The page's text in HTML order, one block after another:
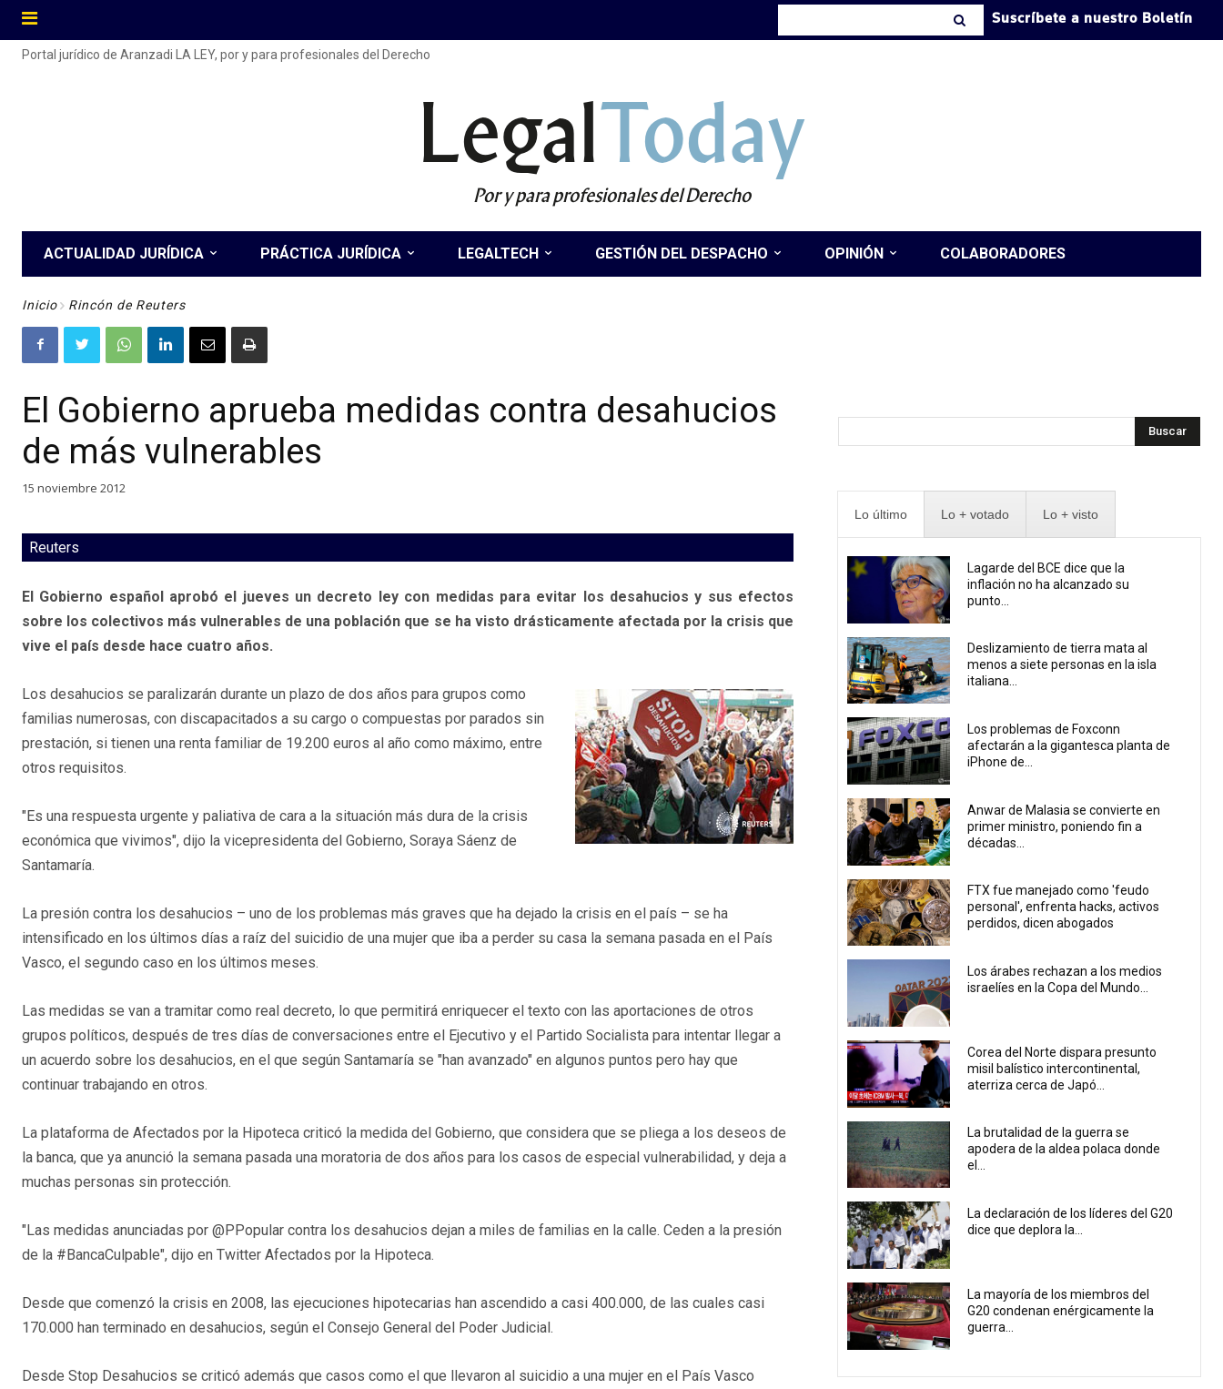
Suscríbete a nuestro Boletín
Portal jurídico de Aranzadi LA LEY, por y para profesionales del Derecho
LegalToday
Por y para profesionales del Derecho
ACTUALIDAD JURÍDICA PRÁCTICA JURÍDICA LEGALTECH GESTIÓN DEL DESPACHO OPINIÓN COLABORADORES
Inicio Rincón de Reuters
El Gobierno aprueba medidas contra desahucios
de más vulnerables
15 noviembre 2012
Reuters
El Gobierno español aprobó el jueves un decreto ley con medidas para evitar los desahucios y sus efectos
sobre los colectivos más vulnerables de una población que se ha visto drásticamente afectada por la crisis que
vive el país desde hace cuatro años.
Los desahucios se paralizarán durante un plazo de dos años para grupos como
familias numerosas, con discapacitados a su cargo o compuestas por parados sin
prestación, si tienen una renta familiar de 19.200 euros al año como máximo, entre
otros requisitos.
"Es una respuesta urgente y paliativa de cara a la situación más dura de la crisis
económica que vivimos", dijo la vicepresidenta del Gobierno, Soraya Sáenz de
Santamaría.
La presión contra los desahucios – uno de los problemas más graves que ha dejado la crisis en el país – se ha
intensificado en los últimos días a raíz del suicidio de una mujer que iba a perder su casa la semana pasada en el País
Vasco, el segundo caso en los últimos meses.
Las medidas se van a tramitar como real decreto, lo que permitirá enriquecer el texto con las aportaciones de otros
grupos políticos, después de tres días de conversaciones entre el Ejecutivo y el Partido Socialista para intentar llegar a
un acuerdo sobre los desahucios, en el que según Santamaría se "han avanzado" en algunos puntos pero hay que
continuar trabajando en otros.
La plataforma de Afectados por la Hipoteca criticó la medida del Gobierno, que considera que se pliega a los deseos de
la banca, que ya anunció la semana pasada una moratoria de dos años para los casos de especial vulnerabilidad, y deja a
muchas personas sin protección.
"Las medidas anunciadas por @PPopular contra los desahucios dejan a miles de familias en la calle. Ceden a la presión
de la #BancaCulpable", dijo en Twitter Afectados por la Hipoteca.
Desde que comenzó la crisis en 2008, las ejecuciones hipotecarias han ascendido a casi 400.000, de las cuales casi
170.000 han terminado en desahucios, según el Consejo General del Poder Judicial.
Desde Stop Desahucios se criticó además que casos como el que llevaron al suicidio a una mujer en el País Vasco
Buscar
Lo último Lo + votado Lo + visto
Lagarde del BCE dice que la
inflación no ha alcanzado su
punto...
Deslizamiento de tierra mata al
menos a siete personas en la isla
italiana...
Los problemas de Foxconn
afectarán a la gigantesca planta de
iPhone de...
Anwar de Malasia se convierte en
primer ministro, poniendo fin a
décadas...
FTX fue manejado como 'feudo
personal', enfrenta hacks, activos
perdidos, dicen abogados
Los árabes rechazan a los medios
israelíes en la Copa del Mundo...
Corea del Norte dispara presunto
misil balístico intercontinental,
aterriza cerca de Japó...
La brutalidad de la guerra se
apodera de la aldea polaca donde
el...
La declaración de los líderes del G20
dice que deplora la...
La mayoría de los miembros del
G20 condenan enérgicamente la
guerra...